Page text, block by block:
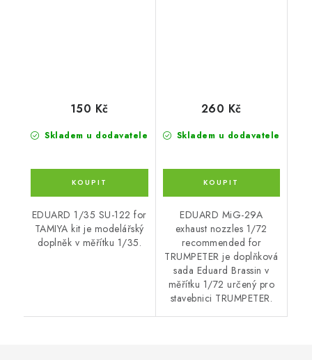
Skladem u dodavatele
150 Kč
EDUARD 1/35 SU-122 for
TAMIYA kit je modelářský
doplněk v měřítku 1/35.
Skladem u dodavatele
260 Kč
EDUARD MiG-29A
exhaust nozzles 1/72
recommended for
TRUMPETER je doplňková
sada Eduard Brassin v
měřítku 1/72 určený pro
stavebnici TRUMPETER.